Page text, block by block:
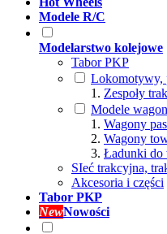
Modele R/C
Modelarstwo kolejowe
Tabor PKP
Lokomotywy,
Zespoły
Modele
Wagony
Wagony
Ładunki do
SIeć trakcyjna,
Akcesoria i części
Tabor PKP
NewNowości